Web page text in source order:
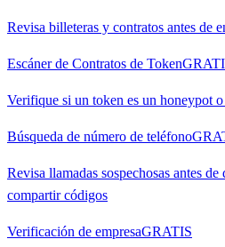
Revisa billeteras y contratos antes de
Escáner de Contratos de Token
Verifique si un token es un honeypot
Búsqueda de número de teléfono
Revisa llamadas sospechosas antes
compartir códigos
Verificación de empresaGRATIS